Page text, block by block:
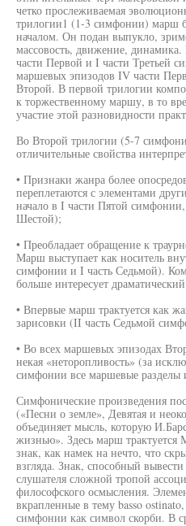
четко прослеживаемая
трилогии1 (1-3 симфонии) марш
началом. Он подан выпукло,
массовость, движение,
части Первой и I части Третьей
маршевых эпизодов IV части
Второй. В первой трилогии
к торжественному маршу, в то
участие этой разновидности
Во Второй трилогии (5-7
отличительные свойства
• Признаки жанра более
переплетаются с элементами
начало в I части Пятой
Шестой);
• Преобладает обращение к
Марш выступает как носитель
симфонии и I часть Седьмой).
больше интересует
• Впервые марш трактуется как
зарисовки (II часть Седьмой
• Во всех маршевых эпизодах
некая «неторопливость» (за
симфонии все маршевые разделы
Симфонические произведения
(«Песни о земле», Девятая и
объединяет мысль, которую
жизнью». Здесь марш трактуется
знак, как намек на нечто, что
взгляда. Знак, способный
слушателя сложной тропой
философского осмысления.
вкрапленные в тему basso
симфонии как символ скорби. В